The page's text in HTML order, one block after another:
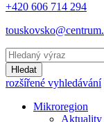
+420 606 714 294
Hledat
rozšířené vyhledávání
Mikroregion
Aktuality